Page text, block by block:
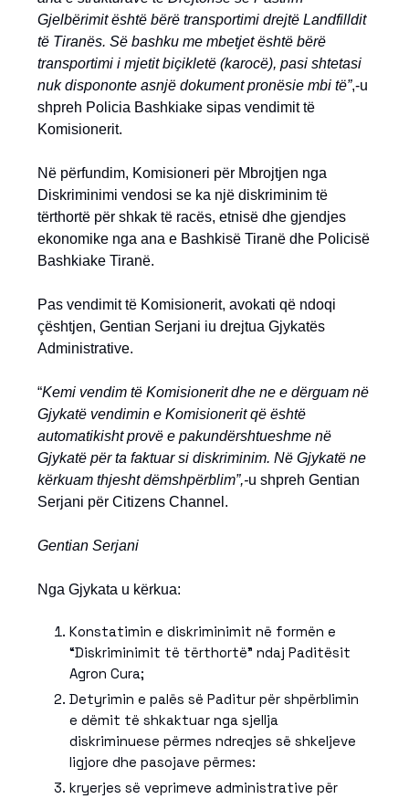
Gjelbërimit është bërë transportimi drejtë Landfilldit
të Tiranës. Së bashku me mbetjet është bërë
transportimi i mjetit biçikletë (karocë), pasi shtetasi
nuk dispononte asnjë dokument pronësie mbi të”,-u
shpreh Policia Bashkiake sipas vendimit të
Komisionerit.
Në përfundim, Komisioneri për Mbrojtjen nga
Diskriminimi vendosi se ka një diskriminim të
tërthortë për shkak të racës, etnisë dhe gjendjes
ekonomike nga ana e Bashkisë Tiranë dhe Policisë
Bashkiake Tiranë.
Pas vendimit të Komisionerit, avokati që ndoqi
çështjen, Gentian Serjani iu drejtua Gjykatës
Administrative.
“Kemi vendim të Komisionerit dhe ne e dërguam në
Gjykatë vendimin e Komisionerit që është
automatikisht provë e pakundërshtueshme në
Gjykatë për ta faktuar si diskriminim. Në Gjykatë ne
kërkuam thjesht dëmshpërblim”,-u shpreh Gentian
Serjani për Citizens Channel.
Gentian Serjani
Nga Gjykata u kërkua:
Konstatimin e diskriminimit në formën e
“Diskriminimit të tërthortë” ndaj Paditësit
Agron Cura;
Detyrimin e palës së Paditur për shpërblimin
e dëmit të shkaktuar nga sjellja
diskriminuese përmes ndreqjes së shkeljeve
ligjore dhe pasojave përmes:
kryerjes së veprimeve administrative për